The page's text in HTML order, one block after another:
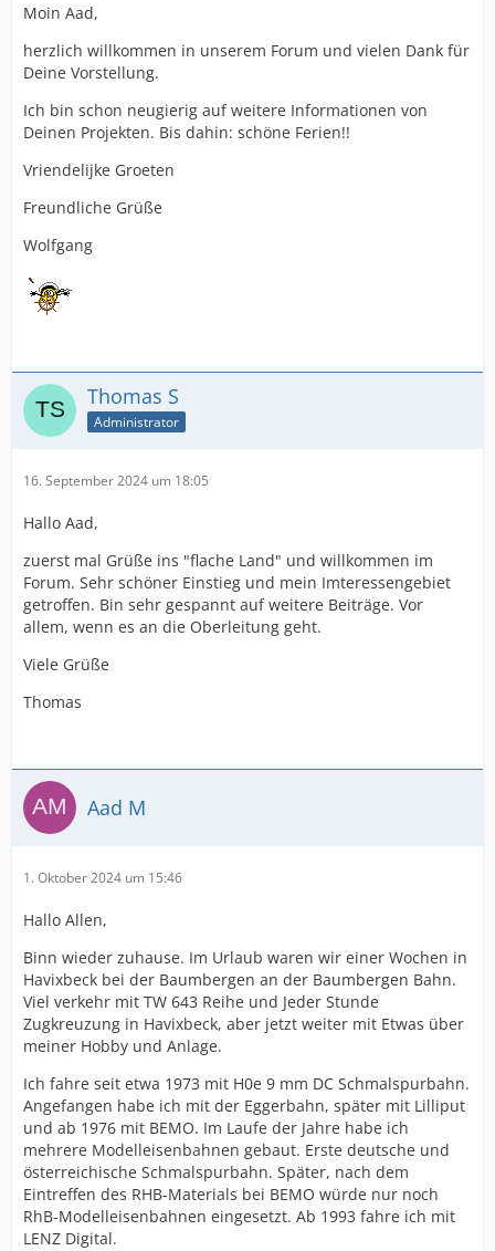
Moin Aad,
herzlich willkommen in unserem Forum und vielen Dank für
Deine Vorstellung.
Ich bin schon neugierig auf weitere Informationen von
Deinen Projekten. Bis dahin: schöne Ferien!!
Vriendelijke Groeten
Freundliche Grüße
Wolfgang
Thomas S
Administrator
16. September 2024 um 18:05
Hallo Aad,
zuerst mal Grüße ins "flache Land" und willkommen im
Forum. Sehr schöner Einstieg und mein Imteressengebiet
getroffen. Bin sehr gespannt auf weitere Beiträge. Vor
allem, wenn es an die Oberleitung geht.
Viele Grüße
Thomas
Aad M
1. Oktober 2024 um 15:46
Hallo Allen,
Binn wieder zuhause. Im Urlaub waren wir einer Wochen in
Havixbeck bei der Baumbergen an der Baumbergen Bahn.
Viel verkehr mit TW 643 Reihe und Jeder Stunde
Zugkreuzung in Havixbeck, aber jetzt weiter mit Etwas über
meiner Hobby und Anlage.
Ich fahre seit etwa 1973 mit H0e 9 mm DC Schmalspurbahn.
Angefangen habe ich mit der Eggerbahn, später mit Lilliput
und ab 1976 mit BEMO. Im Laufe der Jahre habe ich
mehrere Modelleisenbahnen gebaut. Erste deutsche und
österreichische Schmalspurbahn. Später, nach dem
Eintreffen des RHB-Materials bei BEMO würde nur noch
RhB-Modelleisenbahnen eingesetzt. Ab 1993 fahre ich mit
LENZ Digital.